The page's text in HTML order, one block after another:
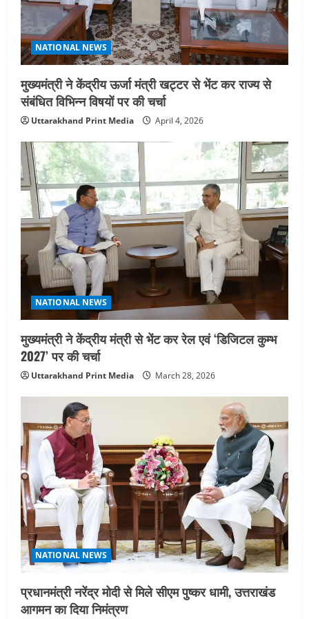
NATIONAL NEWS
मुख्यमंत्री ने केंद्रीय ऊर्जा मंत्री खट्टर से भेंट कर राज्य से
संबंधित विभिन्न विषयों पर की चर्चा
Uttarakhand Print Media April 4, 2026
NATIONAL NEWS
मुख्यमंत्री ने केंद्रीय मंत्री से भेंट कर रेल एवं ‘डिजिटल कुम्भ
2027’ पर की चर्चा
Uttarakhand Print Media March 28, 2026
NATIONAL NEWS
प्रधानमंत्री नरेंद्र मोदी से मिले सीएम पुष्कर धामी, उत्तराखंड
आगमन का दिया निमंत्रण